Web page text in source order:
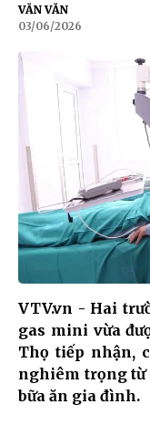
VĂN VĂN
03/06/2026
VTV.vn - Hai
gas mini vừa
Thọ tiếp nhận,
nghiêm trọng từ
bữa ăn gia đình.